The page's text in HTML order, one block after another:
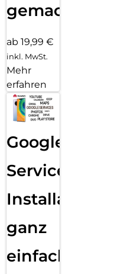
gemacht!
ab 19,99 €
inkl. MwSt.
Mehr
erfahren
Google
Services
Installation
ganz
einfach